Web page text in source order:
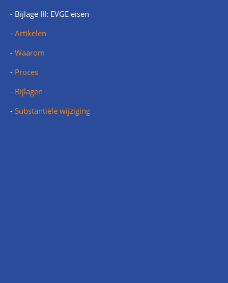
- Bijlage III: EVGE eisen
- Artikelen
- Waarom
- Proces
- Bijlagen
- Substantiële wijziging